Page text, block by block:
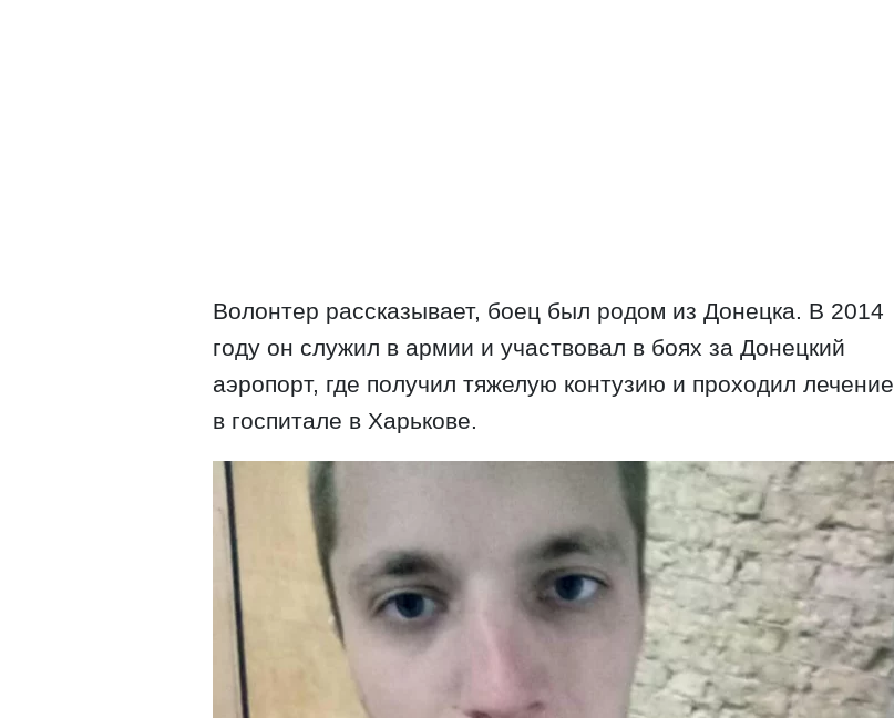
Волонтер рассказывает, боец ​​был родом из Донецка. В 2014
году он служил в армии и участвовал в боях за Донецкий
аэропорт, где получил тяжелую контузию и проходил лечение
в госпитале в Харькове.